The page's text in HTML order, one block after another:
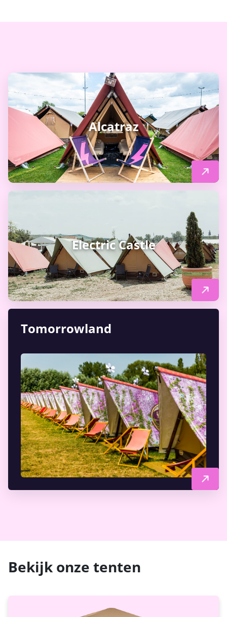
Alcatraz
Electric Castle
Tomorrowland
Bekijk onze tenten